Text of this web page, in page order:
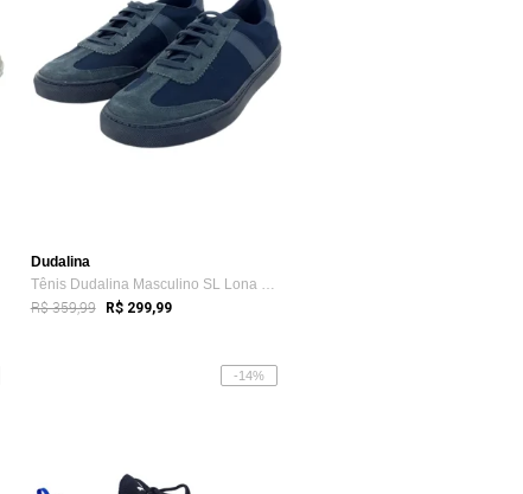
Dudalina
Tênis Dudalina Masculino SL Lona Mistral...
R$ 359,99 R$ 299,99
-14%